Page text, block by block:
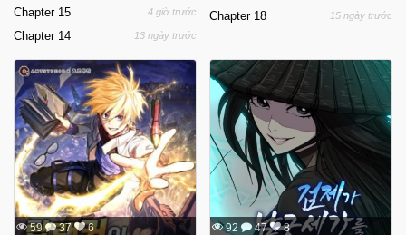
Chapter 15 4 giờ trước
Chapter 14 13 ngày trước
Chapter 18 15 ngày trước
59 37 6 92 47 8